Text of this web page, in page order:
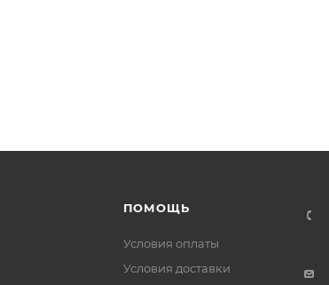
ПОМОЩЬ
Условия оплаты
Условия доставки